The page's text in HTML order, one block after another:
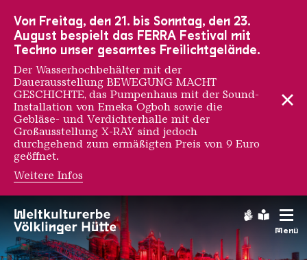
Menü
Hochofengruppe in Rot
Von Freitag, den 21. bis Sonntag, den 23.
August bespielt das FERRA Festival mit
Techno unser gesamtes Freilichtgelände.
Der Wasserhochbehälter mit der
Dauerausstellung BEWEGUNG MACHT
GESCHICHTE, das Pumpenhaus mit der Sound-
Installation von Emeka Ogboh sowie die
Gebläse- und Verdichterhalle mit der
Großausstellung X-RAY sind jedoch
durchgehend zum ermäßigten Preis von 9 Euro
geöffnet.
Weitere Infos